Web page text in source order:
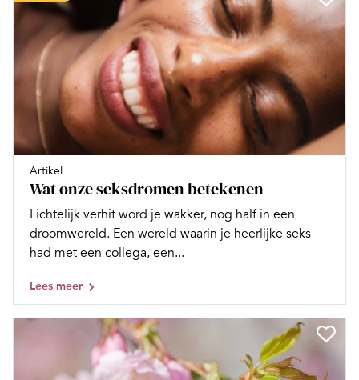
Artikel
Wat onze seksdromen betekenen
Lichtelijk verhit word je wakker, nog half in een
droomwereld. Een wereld waarin je heerlijke seks
had met een collega, een...
Lees meer